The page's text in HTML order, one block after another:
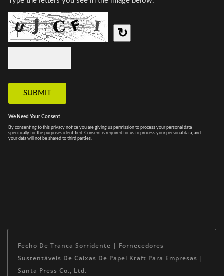
Fecho De Tranca Sorridente | Fornecedores
Sustentáveis De Caixas De Papel Kraft Para Empresas |
Santa Press Co., Ltd.